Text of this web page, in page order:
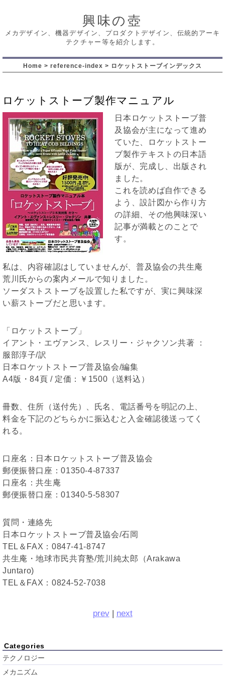
興味の壺
メカデザイン、機器デザイン、プロダクトデザイン、伝統的アーキ
テクチャー等を紹介します。
Home > reference-index > ロケットストーブインデックス
ロケットストーブ製作マニュアル
日本ロケットストーブ普
及協会が主になって進め
ていた、ロケットストー
ブ製作テキストの日本語
版が、完成し、出版され
ました。
これを読めば自作できる
よう、設計図から作り方
の詳細、その他興味深い
記事が満載とのことで
す。
私は、内容確認はしていませんが、普及協会の共生庵
荒川氏からの案内メールで知りました。
ソーダストストーブを設置した私ですが、実に興味深
い薪ストーブだと思います。
「ロケットストーブ」
イアント・エヴァンス、レスリー・ジャクソン共著 ：
服部淳子/訳
日本ロケットストーブ普及協会/編集
A4版・84頁 / 定価：￥1500（送料込）
冊数、住所（送付先）、氏名、電話番号を明記の上、
料金を下記のどちらかに振込むと入金確認後送ってく
れる。
口座名：日本ロケットストーブ普及協会
郵便振替口座：01350-4-87337
口座名：共生庵
郵便振替口座：01340-5-58307
質問・連絡先
日本ロケットストーブ普及協会/石岡
TEL＆FAX：0847-41-8747
共生庵・地球市民共育塾/荒川純太郎（Arakawa
Juntaro)
TEL＆FAX：0824-52-7038
prev| next
Categories
テクノロジー
メカニズム